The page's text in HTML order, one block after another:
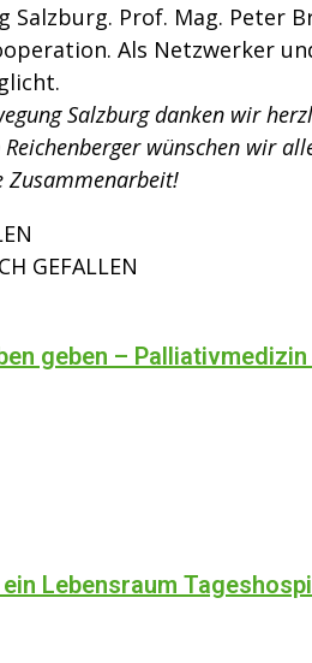
Salzburg. Prof. Mag. Peter
Als Netzwerker
Salzburg danken wir
wünschen wir
Zusammenarbeit!
GEFALLEN
geben –
Lebensraum